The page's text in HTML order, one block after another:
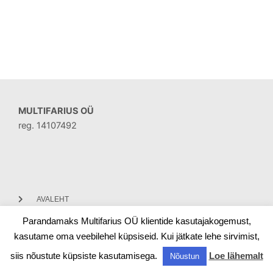
MULTIFARIUS OÜ
reg. 14107492
AVALEHT
KONTAKT
Parandamaks Multifarius OÜ klientide kasutajakogemust,
kasutame oma veebilehel küpsiseid. Kui jätkate lehe sirvimist,
siis nõustute küpsiste kasutamisega.
Nõustun Loe lähemalt